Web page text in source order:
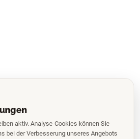
aktiv. Analyse-Cookies können Sie
bei der Verbesserung unseres Angebots